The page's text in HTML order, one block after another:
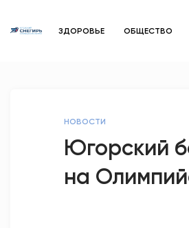
ЗДОРОВЬЕ ОБЩЕСТВО
НОВОСТИ
Югорский
на